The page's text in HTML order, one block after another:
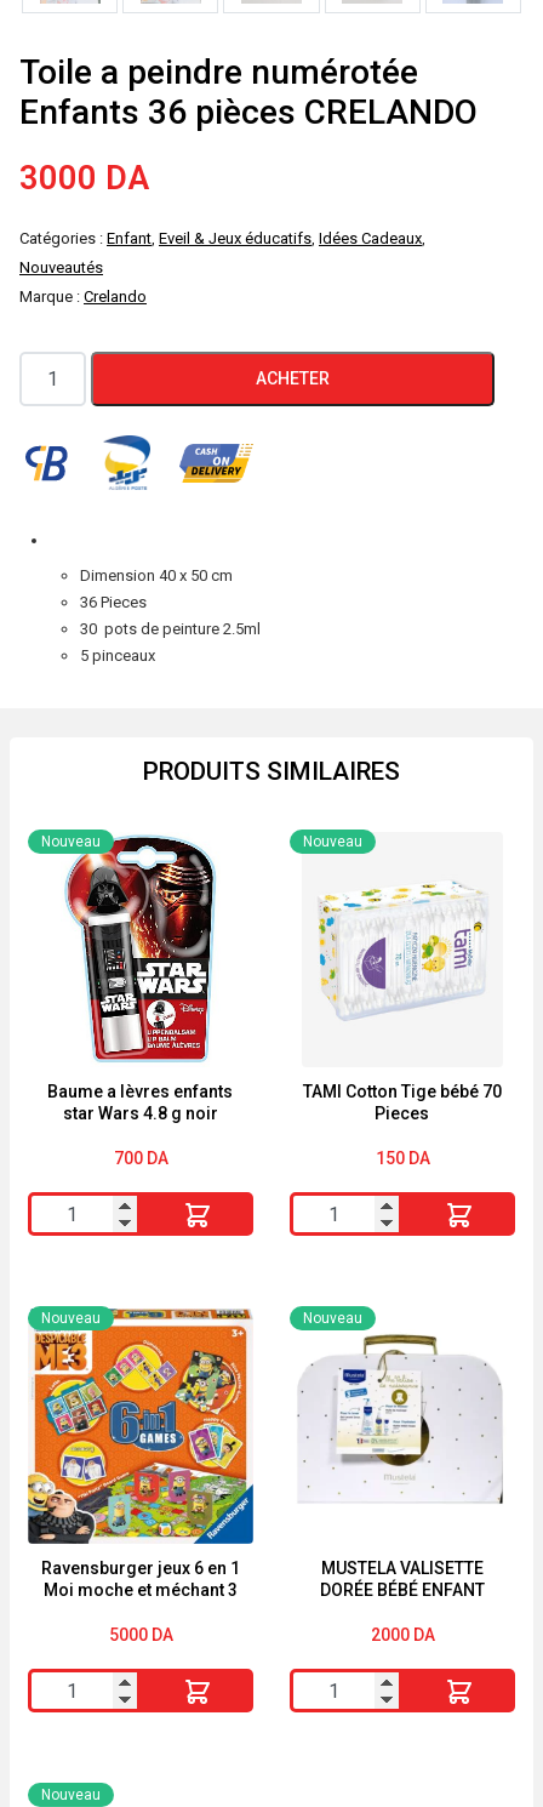
Toile a peindre numérotée
Enfants 36 pièces CRELANDO
3000 DA
Catégories : Enfant, Eveil & Jeux éducatifs, Idées Cadeaux,
Nouveautés
Marque : Crelando
quantité
de
a
pièces
CRELANDO
ACHETER
Dimension 40 x 50 cm
36 Pieces
30 pots de peinture 2.5ml
5 pinceaux
PRODUITS SIMILAIRES
Baume a lèvres enfants
star Wars 4.8 g noir
Nouveau
700 DA
quantité
de
a
lèvres
enfants
star
Wars
4.8
g
noir
TAMI Cotton Tige bébé 70
Pieces
Nouveau
150 DA
quantité
de
Cotton
Tige
bébé
Pieces
Ravensburger jeux 6 en 1
Moi moche et méchant 3
Nouveau
5000 DA
quantité
de
jeux
MUSTELA VALISETTE
DORÉE BÉBÉ ENFANT
Nouveau
2000 DA
quantité
de
Nouveau